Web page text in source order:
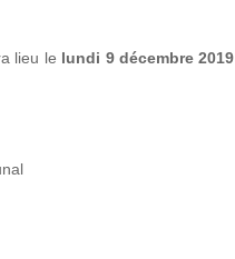
lieu le lundi 9 décembre 2019